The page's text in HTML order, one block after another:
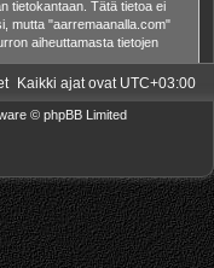
tietokantaan. Tätä tietoa ei
mutta "aarremaanalla.com"
aiheuttamasta tietojen
Kaikki ajat ovat UTC+03:00
© phpBB Limited